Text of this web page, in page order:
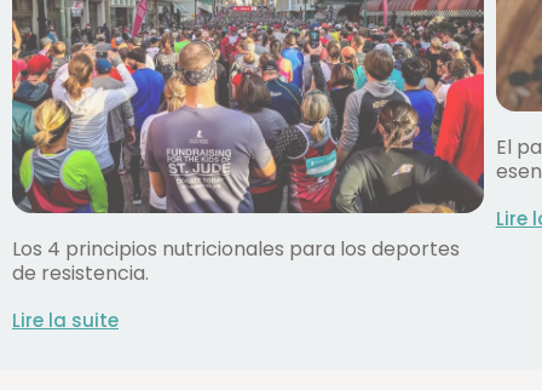
Los 4 principios nutricionales para los deportes
El